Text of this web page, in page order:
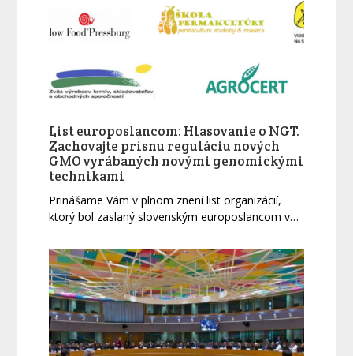
List europoslancom: Hlasovanie o NGT.
Zachovajte prísnu reguláciu nových
GMO vyrábaných novými genomickými
technikami
Prinášame Vám v plnom znení list organizácií,
ktorý bol zaslaný slovenským europoslancom v…